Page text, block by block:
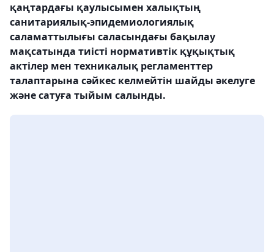
қаңтардағы қаулысымен халықтың
санитариялық-эпидемиологиялық
саламаттылығы саласындағы бақылау
мақсатында тиісті нормативтік құқықтық
актілер мен техникалық регламенттер
талаптарына сәйкес келмейтін шайды әкелуге
және сатуға тыйым салынды.